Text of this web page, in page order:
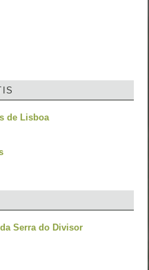
de Lisboa
Serra do Divisor